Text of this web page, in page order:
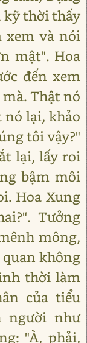
kỹ thời thấy
xem và nói
mật". Hoa
đến xem
Thật nó
nó lại, khảo
tôi vậy?"
lại, lấy roi
bậm môi
Hoa Xung
Tưởng
mông,
không
thời làm
của tiểu
người như
"À, phải,